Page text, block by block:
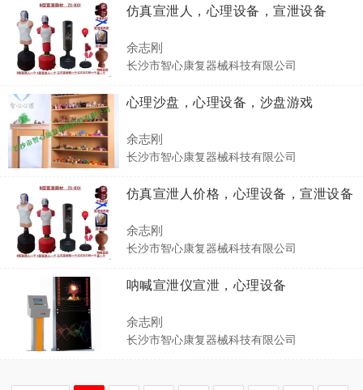
仿真宣泄人，心理设备，宣泄设备
余志刚
长沙市智心康复器械科技有限公司
心理沙盘，心理设备，沙盘游戏
余志刚
长沙市智心康复器械科技有限公司
仿真宣泄人价格，心理设备，宣泄设备
余志刚
长沙市智心康复器械科技有限公司
呐喊宣泄仪宣泄，心理设备
余志刚
长沙市智心康复器械科技有限公司